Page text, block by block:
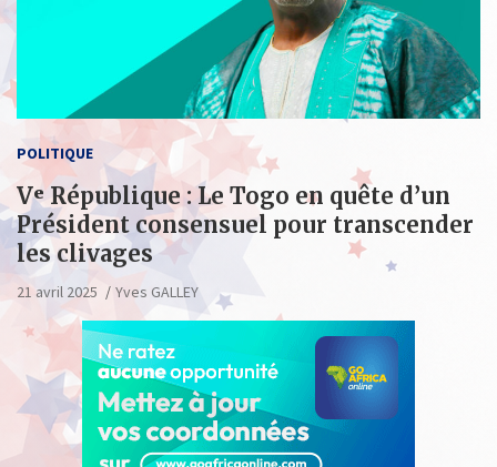
POLITIQUE
Vᵉ République : Le Togo en quête d’un
Président consensuel pour transcender
les clivages
21 avril 2025 Yves GALLEY